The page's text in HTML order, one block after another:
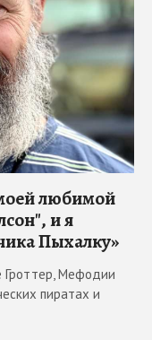
любимой
и я
Пыхалку»
Гроттер, Мефодии
пиратах и